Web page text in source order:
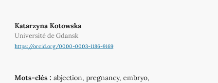
Katarzyna Kotowska
Université de Gdansk
https://orcid.org/0000-0003-1186-9169
Mots-clés : abjection, pregnancy, embryo,